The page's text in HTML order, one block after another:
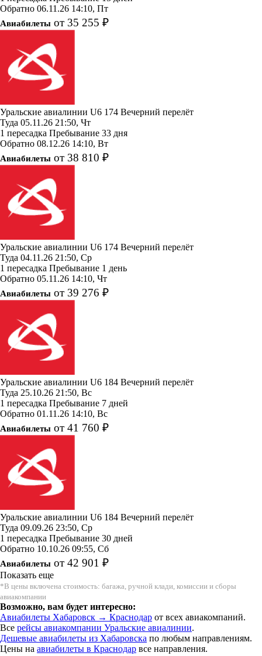
Обратно 06.11.26 14:10, Пт
Авиабилеты от 35 255 ₽
Уральские авиалинии U6 174 Вечерний перелёт
Туда 05.11.26 21:50, Чт
1 пересадка Пребывание 33 дня
Обратно 08.12.26 14:10, Вт
Авиабилеты от 38 810 ₽
Уральские авиалинии U6 174 Вечерний перелёт
Туда 04.11.26 21:50, Ср
1 пересадка Пребывание 1 день
Обратно 05.11.26 14:10, Чт
Авиабилеты от 39 276 ₽
Уральские авиалинии U6 184 Вечерний перелёт
Туда 25.10.26 21:50, Вс
1 пересадка Пребывание 7 дней
Обратно 01.11.26 14:10, Вс
Авиабилеты от 41 760 ₽
Уральские авиалинии U6 184 Вечерний перелёт
Туда 09.09.26 23:50, Ср
1 пересадка Пребывание 30 дней
Обратно 10.10.26 09:55, Сб
Авиабилеты от 42 901 ₽
Показать еще
*В цены включена стоимость: багажа, ручной клади, комиссии и сборы
авиакомпании
Возможно, вам будет интересно:
Авиабилеты Хабаровск → Краснодар от всех авиакомпаний.
Все рейсы авиакомпании Уральские авиалинии.
Дешевые авиабилеты из Хабаровска по любым направлениям.
Цены на авиабилеты в Краснодар все направления.